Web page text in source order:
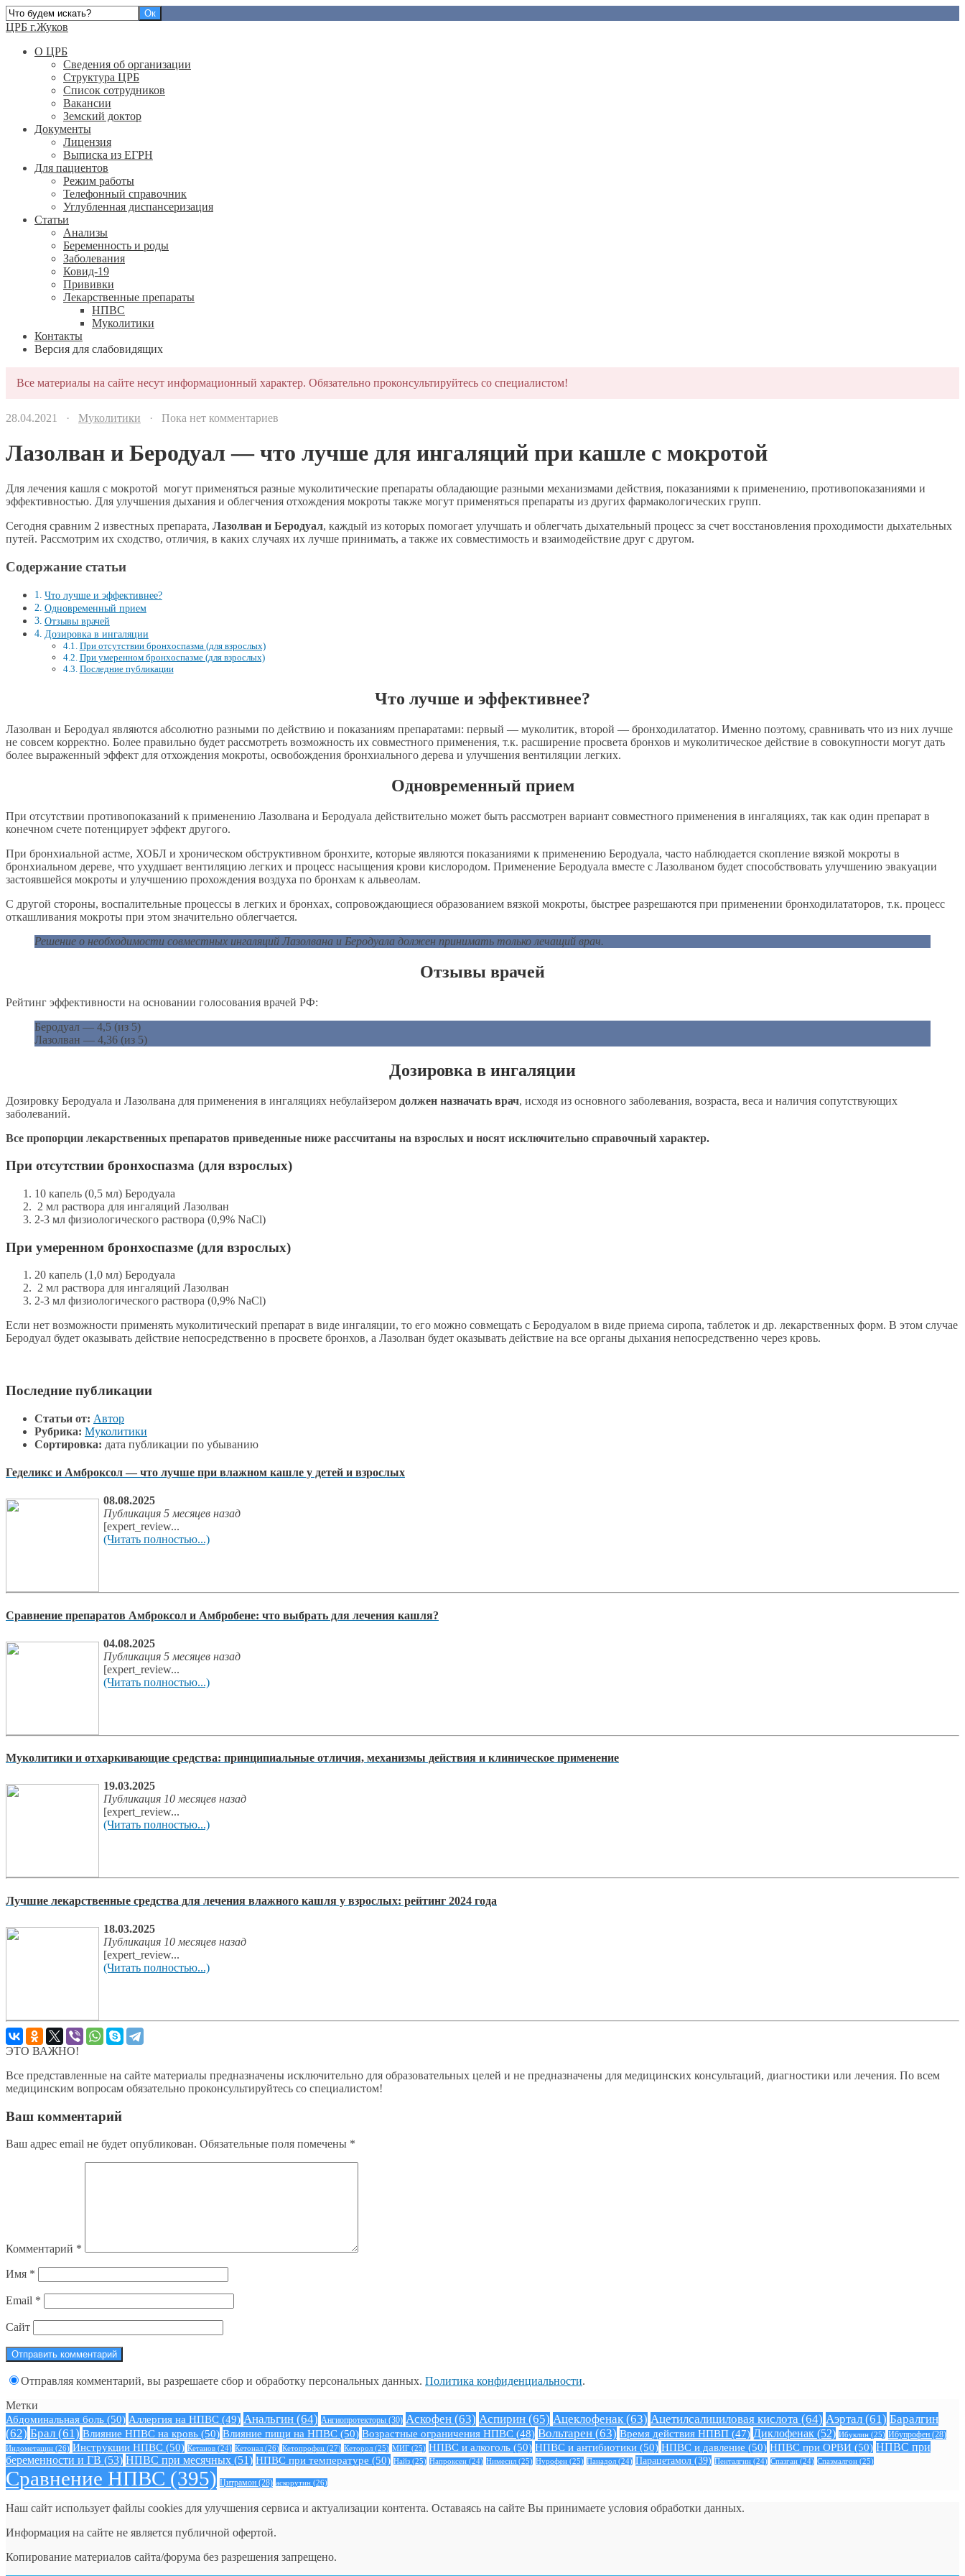
ЦРБ г.Жуков
О ЦРБ
Сведения об организации
Структура ЦРБ
Список сотрудников
Вакансии
Земский доктор
Документы
Лицензия
Выписка из ЕГРН
Для пациентов
Режим работы
Телефонный справочник
Углубленная диспансеризация
Статьи
Анализы
Беременность и роды
Заболевания
Ковид-19
Прививки
Лекарственные препараты
НПВС
Муколитики
Контакты
Версия для слабовидящих
Все материалы на сайте несут информационный характер. Обязательно проконсультируйтесь со специалистом!
28.04.2021 · Муколитики · Пока нет комментариев
Лазолван и Беродуал — что лучше для ингаляций при кашле с мокротой
Для лечения кашля с мокротой могут применяться разные муколитические препараты обладающие разными механизмами действия, показаниями к применению, противопоказаниями и
эффективностью. Для улучшения дыхания и облегчения отхождения мокроты также могут применяться препараты из других фармакологических групп.
Сегодня сравним 2 известных препарата, Лазолван и Беродуал, каждый из которых помогает улучшать и облегчать дыхательный процесс за счет восстановления проходимости дыхательных
путей. Рассмотрим их сходство, отличия, в каких случаях их лучше принимать, а также их совместимость и взаимодействие друг с другом.
Содержание статьи
Что лучше и эффективнее?
Одновременный прием
Отзывы врачей
Дозировка в ингаляции
При отсутствии бронхоспазма (для взрослых)
При умеренном бронхоспазме (для взрослых)
Последние публикации
Что лучше и эффективнее?
Лазолван и Беродуал являются абсолютно разными по действию и показаниям препаратами: первый — муколитик, второй — бронходилататор. Именно поэтому, сравнивать что из них лучше
не совсем корректно. Более правильно будет рассмотреть возможность их совместного применения, т.к. расширение просвета бронхов и муколитическое действие в совокупности могут дать
более выраженный эффект для отхождения мокроты, освобождения бронхиального дерева и улучшения вентиляции легких.
Одновременный прием
При отсутствии противопоказаний к применению Лазолвана и Беродуала действительно может быть рассмотрен вариант совместного применения в ингаляциях, так как один препарат в
конечном счете потенцирует эффект другого.
При бронхиальной астме, ХОБЛ и хроническом обструктивном бронхите, которые являются показаниями к применению Беродуала, часто наблюдается скопление вязкой мокроты в
бронхиальном дереве, что ухудшает вентиляцию легких и процесс насыщения крови кислородом. Применение Беродуала вместе с Лазолваном будет способствовать улучшению эвакуации
застоявшейся мокроты и улучшению прохождения воздуха по бронхам к альвеолам.
С другой стороны, воспалительные процессы в легких и бронхах, сопровождающиеся образованием вязкой мокроты, быстрее разрешаются при применении бронходилататоров, т.к. процесс
откашливания мокроты при этом значительно облегчается.
Решение о необходимости совместных ингаляций Лазолвана и Беродуала должен принимать только лечащий врач.
Отзывы врачей
Рейтинг эффективности на основании голосования врачей РФ:
Беродуал — 4,5 (из 5)
Лазолван — 4,36 (из 5)
Дозировка в ингаляции
Дозировку Беродуала и Лазолвана для применения в ингаляциях небулайзером должен назначать врач, исходя из основного заболевания, возраста, веса и наличия сопутствующих
заболеваний.
Все пропорции лекарственных препаратов приведенные ниже рассчитаны на взрослых и носят исключительно справочный характер.
При отсутствии бронхоспазма (для взрослых)
10 капель (0,5 мл) Беродуала
2 мл раствора для ингаляций Лазолван
2-3 мл физиологического раствора (0,9% NaCl)
При умеренном бронхоспазме (для взрослых)
20 капель (1,0 мл) Беродуала
2 мл раствора для ингаляций Лазолван
2-3 мл физиологического раствора (0,9% NaCl)
Если нет возможности применять муколитический препарат в виде ингаляции, то его можно совмещать с Беродуалом в виде приема сиропа, таблеток и др. лекарственных форм. В этом случае
Беродуал будет оказывать действие непосредственно в просвете бронхов, а Лазолван будет оказывать действие на все органы дыхания непосредственно через кровь.
Последние публикации
Статьи от: Автор
Рубрика: Муколитики
Сортировка: дата публикации по убыванию
Геделикс и Амброксол — что лучше при влажном кашле у детей и взрослых
08.08.2025
Публикация 5 месяцев назад
[expert_review...
(Читать полностью...)
Сравнение препаратов Амброксол и Амбробене: что выбрать для лечения кашля?
04.08.2025
Публикация 5 месяцев назад
[expert_review...
(Читать полностью...)
Муколитики и отхаркивающие средства: принципиальные отличия, механизмы действия и клиническое применение
19.03.2025
Публикация 10 месяцев назад
[expert_review...
(Читать полностью...)
Лучшие лекарственные средства для лечения влажного кашля у взрослых: рейтинг 2024 года
18.03.2025
Публикация 10 месяцев назад
[expert_review...
(Читать полностью...)
ЭТО ВАЖНО!
Все представленные на сайте материалы предназначены исключительно для образовательных целей и не предназначены для медицинских консультаций, диагностики или лечения. По всем
медицинским вопросам обязательно проконсультируйтесь со специалистом!
Ваш комментарий
Ваш адрес email не будет опубликован. Обязательные поля помечены *
Комментарий *
Имя *
Email *
Сайт
Отправляя комментарий, вы разрешаете сбор и обработку персональных данных. Политика конфиденциальности.
Метки
Абдоминальная боль (50) Аллергия на НПВС (49) Анальгин (64) Ангиопротекторы (30) Аскофен (63) Аспирин (65) Ацеклофенак (63) Ацетилсалициловая кислота (64) Аэртал (61) Баралгин
(62) Брал (61) Влияние НПВС на кровь (50) Влияние пищи на НПВС (50) Возрастные ограничения НПВС (48) Вольтарен (63) Время действия НПВП (47) Диклофенак (52) Ибуклин (25) Ибупрофен (28)
Индометацин (26) Инструкции НПВС (50) Кетанов (24) Кетонал (26) Кетопрофен (27) Кеторол (25) МИГ (25) НПВС и алкоголь (50) НПВС и антибиотики (50) НПВС и давление (50) НПВС при ОРВИ (50) НПВС при
беременности и ГВ (53) НПВС при месячных (51) НПВС при температуре (50) Найз (25) Напроксен (24) Нимесил (25) Нурофен (25) Панадол (24) Парацетамол (39) Пенталгин (24) Спазган (24) Спазмалгон (25)
Сравнение НПВС (395) Цитрамон (28) аскорутин (26)
Наш сайт использует файлы cookies для улучшения сервиса и актуализации контента. Оставаясь на сайте Вы принимаете условия обработки данных.
Информация на сайте не является публичной офертой.
Копирование материалов сайта/форума без разрешения запрещено.